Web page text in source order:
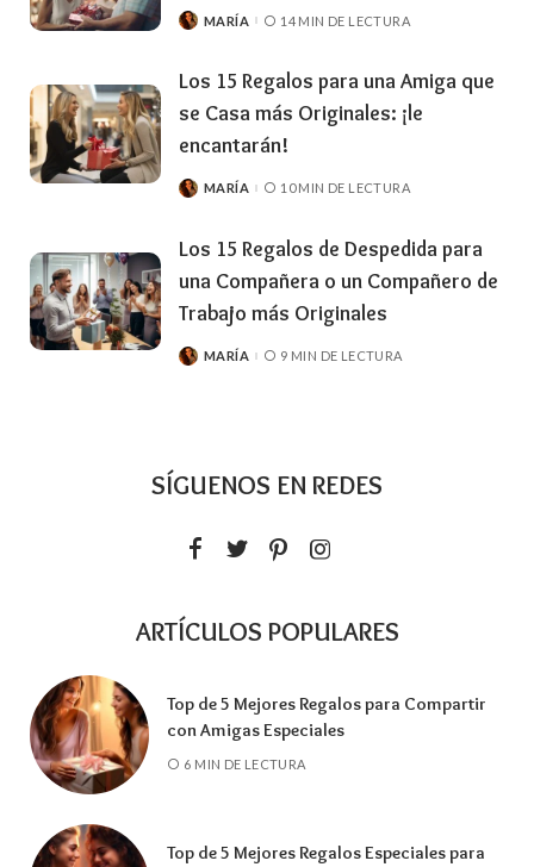
MARÍA 14 MIN DE LECTURA
Los 15 Regalos para una Amiga que
se Casa más Originales: ¡le
encantarán!
MARÍA 10 MIN DE LECTURA
Los 15 Regalos de Despedida para
una Compañera o un Compañero de
Trabajo más Originales
MARÍA 9 MIN DE LECTURA
SÍGUENOS EN REDES
ARTÍCULOS POPULARES
Top de 5 Mejores Regalos para Compartir
con Amigas Especiales
6 MIN DE LECTURA
Top de 5 Mejores Regalos Especiales para